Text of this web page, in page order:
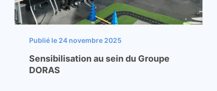
Publié le 24 novembre 2025
Sensibilisation au sein du Groupe
DORAS